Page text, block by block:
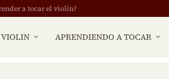
a tocar el violín?
APRENDIENDO A TOCAR